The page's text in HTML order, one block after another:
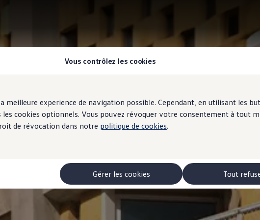
Vous contrôlez les cookies
experience de navigation possible. Cependant, en utilisant les
cookies optionnels. Vous pouvez révoquer votre consentement à tout
de révocation dans notre politique de cookies.
Tout
Gérer les cookies